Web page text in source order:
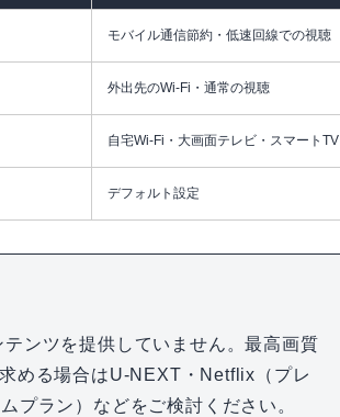
モバイル通信節約・低速回線での視聴
外出先のWi-Fi・通常の視聴
自宅Wi-Fi・大画面テレビ・スマートTV
デフォルト設定
ンツを提供していません。最高画質
める場合はU-NEXT・Netflix（プレ
プラン）などをご検討ください。